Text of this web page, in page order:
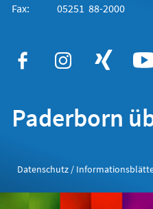
Fax:
05251 88-2000
Paderborn
Datenschutz /